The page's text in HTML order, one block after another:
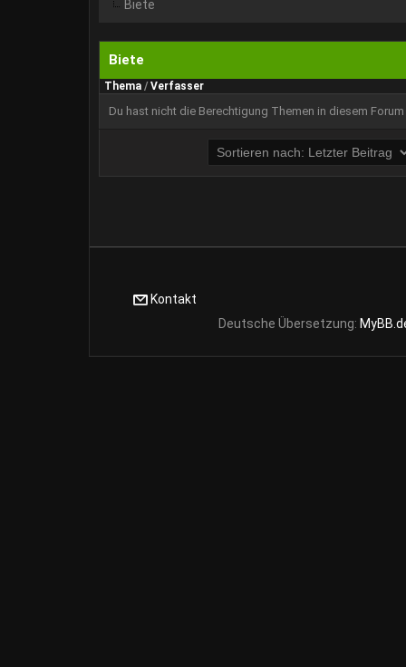
Biete
Biete
Thema / Verfasser
Du hast nicht die Berechtigung Themen in diesem
Kontakt
Deutsche Übersetzung: